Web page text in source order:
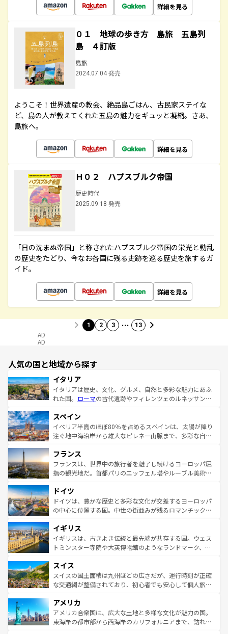
詳細を見る
０１ 地球の歩き方 島旅 五島列
島 ４訂版
島旅
2024.07.04 発売
ようこそ！世界遺産の教会、絶品島ごはん、古民家ステイな
ど、島の人が教えてくれた五島の魅力をギュッと凝縮。さあ、
島旅へ。
詳細を見る
Ｈ０２ ハプスブルク帝国
歴史時代
2025.09.18 発売
「日の沈まぬ帝国」と称されたハプスブルク帝国の栄光と動乱
の歴史をたどり、今なお各国に残る史跡を巡る歴史を旅するガ
イド。
詳細を見る
1 2 3 … 13
AD
AD
人気の国と地域から探す
イタリア
イタリアは歴史、文化、グルメ、自然と多彩な魅力にあふ
れた国。 ローマの古代遺跡やフィレンツェのルネッサンス
ろん、トスカーナの美しい田園風景やアマルフィ海岸の絶
景など、自然景観も見逃せない。観光の合間には、本場の
ピザやパスタなど、絶品のイタリア料理を堪能することも
ませてくれるイタリアで、忘れられない旅をしてみよう！
なお、新着のイタリア情報はコンテンツ一覧 を参照してほ
しい。
スペイン
イベリア半島のほぼ80％を占めるスペインは、太陽が降り
注ぐ地中海沿岸から雄大なピレネー山脈まで、多彩な自然
文化が根付くこの国では、情熱的なフラメンコ、熱気あふ
れる闘牛、そして美味しいタパスが生活の一部となってい
る。首都マドリードの洗練された雰囲気や、バルセロナの
の城塞都市、穏やかなビーチリゾートまで多彩な表情を見
せる。地方によって風土や気候が異なるスペインはその個
性で訪れる人を魅了する。 なお、新着のスペイン情報はコ
フランス
フランスは、世界中の旅行者を魅了し続けるヨーロッパ屈
指の観光地だ。首都パリのエッフェル塔やルーブル美術館
で、幅広い魅力が詰まっている。華麗な宮殿、歴史的な大
聖堂、美しいビーチ、そして豊かな自然が、訪れる者を心
から魅了する。また、フランスは美食の国としても知ら
いる。シャンパンの発祥地であるランス、プロヴァンスの
香り高いラベンダー畑など、多彩な楽しみ方が可能だ。さ
らに、パリ以外の地域にも魅力が溢れており、どの街角に
れる地方に足を運ぶとそれぞれで全く異なる文化を体験で
きるだろう。 なお、新着のフランス情報はコンテンツ一覧
を参照してほしい。
ドイツ
ドイツは、豊かな歴史と多彩な文化が交差するヨーロッパ
の中心に位置する国。中世の街並みが残るロマンチック街
顔を持つこの国は、どこを歩いても飽きることがない。ベ
ルリンの文化的活気、バイエルン州のアルプスの絶景、そ
してライン川沿いのワイン畑といった風景は必見。ビール
は、お酒好きな人にはぜひ体験してほしい。 なお、新着の
ドイツ情報はコンテンツ一覧を参照してほしい。
イギリス
イギリスは、古きよき伝統と最先端が共存する国。ウェス
トミンスター寺院や大英博物館のようなランドマーク、歴
リアごとに異なる魅力がある。また、優雅なアフタヌーン
ティー、ビール好きにはたまらない英国パブ、サッカー観
戦など、本場だからこそできる体験も豊富。イギリスを旅
ンツ一覧を参照してほしい。
スイス
スイスの国土面積は九州ほどの広さだが、運行時刻が正確
な交通網が整備されており、初心者でも安心して個人旅行
の建物がそのまま残る町や、スイスならではのユニークな
博物館もあり、アルプス観光だけでなく町歩きも満喫する
ことができる。国民の所得が高いため物価も高いが、旅行
アメリカ
アメリカ合衆国は、広大な土地と多様な文化が魅力の国。
東海岸の都市部から西海岸のカリフォルニアまで、訪れる